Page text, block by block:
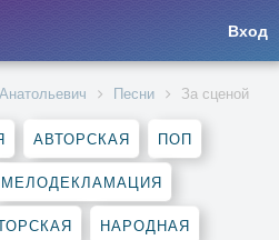
Вход
Песни За сценой
АВТОРСКАЯ ПОП
МЕЛОДЕКЛАМАЦИЯ
НАРОДНАЯ